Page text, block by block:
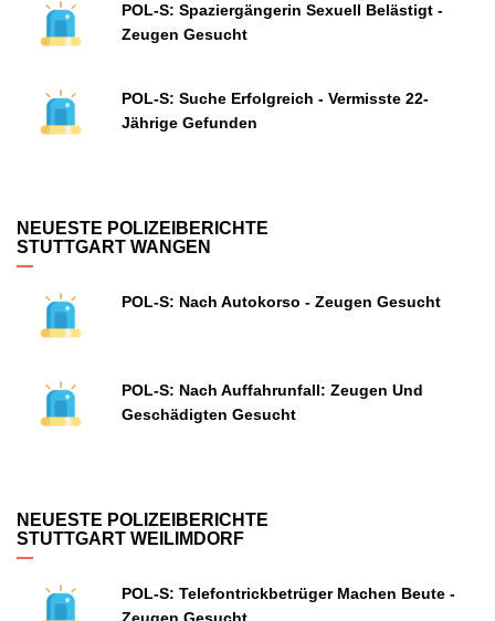
POL-S: Spaziergängerin Sexuell Belästigt -
Zeugen Gesucht
POL-S: Suche Erfolgreich - Vermisste 22-
Jährige Gefunden
NEUESTE POLIZEIBERICHTE
STUTTGART WANGEN
POL-S: Nach Autokorso - Zeugen Gesucht
POL-S: Nach Auffahrunfall: Zeugen Und
Geschädigten Gesucht
NEUESTE POLIZEIBERICHTE
STUTTGART WEILIMDORF
POL-S: Telefontrickbetrüger Machen Beute -